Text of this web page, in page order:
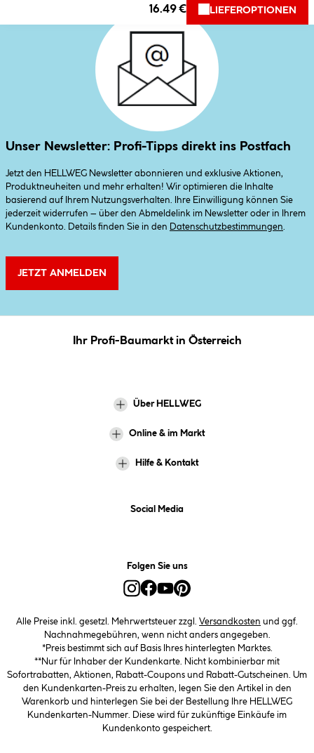
16.49 € LIEFEROPTIONEN
Unser Newsletter: Profi-Tipps direkt ins Postfach
Jetzt den HELLWEG Newsletter abonnieren und exklusive Aktionen,
Produktneuheiten und mehr erhalten! Wir optimieren die Inhalte
basierend auf Ihrem Nutzungsverhalten. Ihre Einwilligung können Sie
jederzeit widerrufen – über den Abmeldelink im Newsletter oder in Ihrem
Kundenkonto. Details finden Sie in den
Datenschutzbestimmungen
JETZT ANMELDEN
Ihr Profi-Baumarkt in Österreich
Über HELLWEG
Online & im Markt
Hilfe & Kontakt
Social Media
Folgen Sie uns
Alle Preise inkl. gesetzl. Mehrwertsteuer zzgl. Versandkosten und ggf.
Nachnahmegebühren, wenn nicht anders angegeben.
*Preis bestimmt sich auf Basis Ihres hinterlegten Marktes.
**Nur für Inhaber der Kundenkarte. Nicht kombinierbar mit
Sofortrabatten, Aktionen, Rabatt-Coupons und Rabatt-Gutscheinen. Um
den Kundenkarten-Preis zu erhalten, legen Sie den Artikel in den
Warenkorb und hinterlegen Sie bei der Bestellung Ihre HELLWEG
Kundenkarten-Nummer. Diese wird für zukünftige Einkäufe im
Kundenkonto gespeichert.